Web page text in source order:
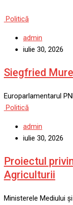
Politică
admin
iulie 30, 2026
Siegfried
Europarlamentarul
Politică
admin
iulie 30, 2026
Proiectul
Agriculturii
Ministerele Mediului